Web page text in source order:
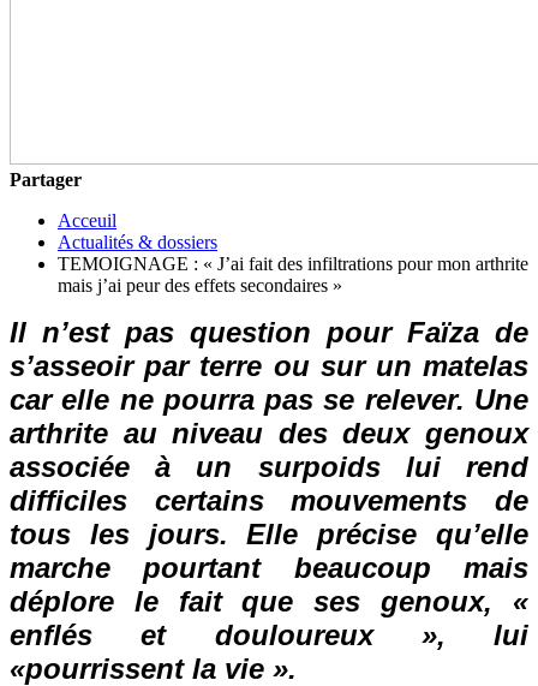
Partager
Acceuil
Actualités & dossiers
TEMOIGNAGE : « J’ai fait des infiltrations pour mon arthrite
mais j’ai peur des effets secondaires »
Il n’est pas question pour Faïza de
s’asseoir par terre ou sur un matelas
car elle ne pourra pas se relever. Une
arthrite au niveau des deux genoux
associée à un surpoids lui rend
difficiles certains mouvements de
tous les jours. Elle précise qu’elle
marche pourtant beaucoup mais
déplore le fait que ses genoux, «
enflés et douloureux », lui
«pourrissent la vie ».